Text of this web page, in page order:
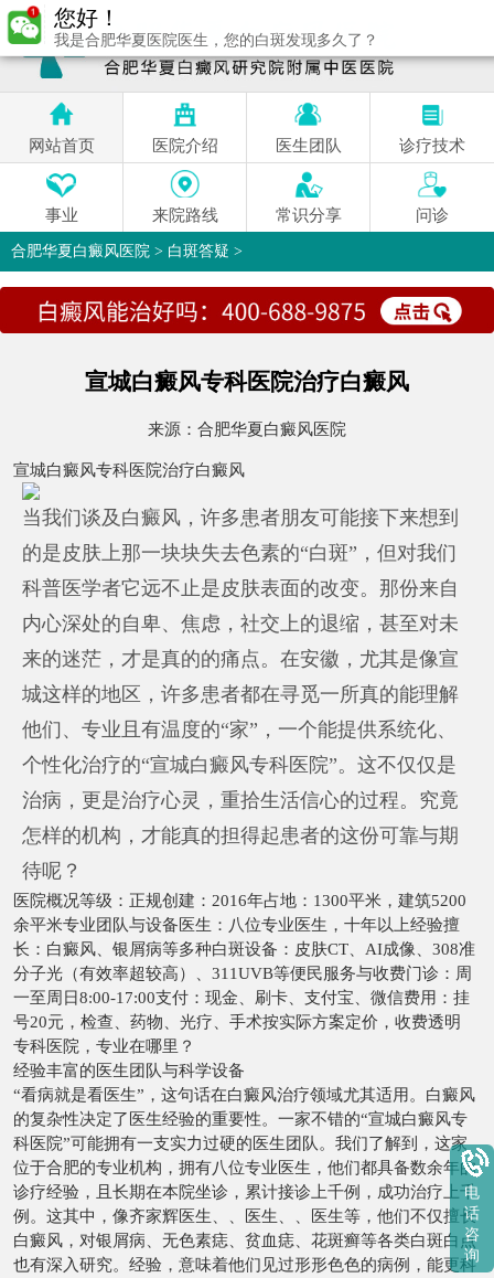
网站首页 医院介绍 医生团队 诊疗技术
事业 来院路线 常识分享 问诊
合肥华夏白癜风医院 > 白斑答疑 >
宣城白癜风专科医院治疗白癜风
来源： 合肥华夏白癜风医院
宣城白癜风专科医院治疗白癜风
当我们谈及白癜风，许多患者朋友可能接下来想到
的是皮肤上那一块块失去色素的“白斑”，但对我们
科普医学者它远不止是皮肤表面的改变。那份来自
内心深处的自卑、焦虑，社交上的退缩，甚至对未
来的迷茫，才是真的的痛点。在安徽，尤其是像宣
城这样的地区，许多患者都在寻觅一所真的能理解
他们、专业且有温度的“家”，一个能提供系统化、
个性化治疗的“宣城白癜风专科医院”。这不仅仅是
治病，更是治疗心灵，重拾生活信心的过程。究竟
怎样的机构，才能真的担得起患者的这份可靠与期
待呢？
医院概况等级：正规创建：2016年占地：1300平米，建筑5200
余平米专业团队与设备医生：八位专业医生，十年以上经验擅
长：白癜风、银屑病等多种白斑设备：皮肤CT、AI成像、308准
分子光（有效率超较高）、311UVB等便民服务与收费门诊：周
一至周日8:00-17:00支付：现金、刷卡、支付宝、微信费用：挂
号20元，检查、药物、光疗、手术按实际方案定价，收费透明
专科医院，专业在哪里？
经验丰富的医生团队与科学设备
“看病就是看医生”，这句话在白癜风治疗领域尤其适用。白癜风
的复杂性决定了医生经验的重要性。一家不错的“宣城白癜风专
科医院”可能拥有一支实力过硬的医生团队。我们了解到，这家
位于合肥的专业机构，拥有八位专业医生，他们都具备数余年的
诊疗经验，且长期在本院坐诊，累计接诊上千例，成功治疗上千
例。这其中，像齐家辉医生、、医生、、医生等，他们不仅擅长
白癜风，对银屑病、无色素痣、贫血痣、花斑癣等各类白斑白点
也有深入研究。经验，意味着他们见过形形色色的病例，能更科
电
话
咨
询
您好！
我是合肥华夏医院医生，您的白斑发现多久了？